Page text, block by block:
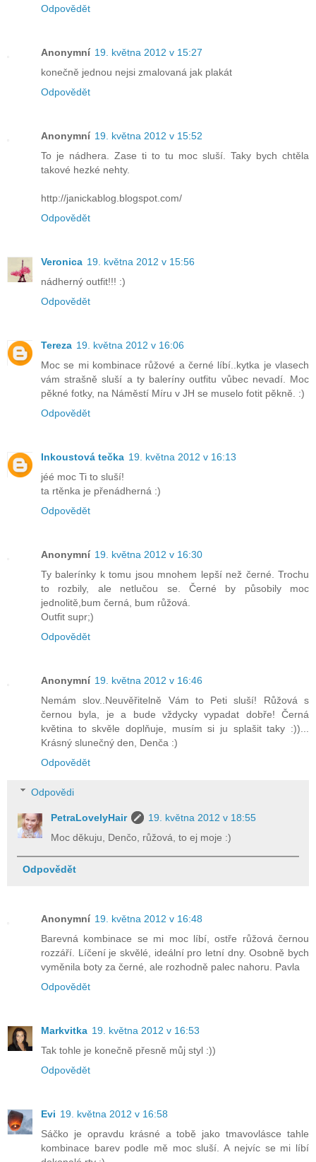
Odpovědět
Anonymní 19. května 2012 v 15:27
konečně jednou nejsi zmalovaná jak plakát
Odpovědět
Anonymní 19. května 2012 v 15:52
To je nádhera. Zase ti to tu moc sluší. Taky bych chtěla
takové hezké nehty.
http://janickablog.blogspot.com/
Odpovědět
Veronica 19. května 2012 v 15:56
nádherný outfit!!! :)
Odpovědět
Tereza 19. května 2012 v 16:06
Moc se mi kombinace růžové a černé líbí..kytka je vlasech
vám strašně sluší a ty baleríny outfitu vůbec nevadí. Moc
pěkné fotky, na Náměstí Míru v JH se muselo fotit pěkně. :)
Odpovědět
Inkoustová tečka 19. května 2012 v 16:13
jéé moc Ti to sluší!
ta rtěnka je přenádherná :)
Odpovědět
Anonymní 19. května 2012 v 16:30
Ty balerínky k tomu jsou mnohem lepší než černé. Trochu
to rozbily, ale netlučou se. Černé by působily moc
jednolitě,bum černá, bum růžová.
Outfit supr;)
Odpovědět
Anonymní 19. května 2012 v 16:46
Nemám slov..Neuvěřitelně Vám to Peti sluší! Růžová s
černou byla, je a bude vždycky vypadat dobře! Černá
květina to skvěle doplňuje, musím si ju splašit taky :))...
Krásný slunečný den, Denča :)
Odpovědět
Odpovědi
PetraLovelyHair
19. května 2012 v 18:55
Moc děkuju, Denčo, růžová, to ej moje :)
Odpovědět
Anonymní 19. května 2012 v 16:48
Barevná kombinace se mi moc líbí, ostře růžová černou
rozzáří. Líčení je skvělé, ideální pro letní dny. Osobně bych
vyměnila boty za černé, ale rozhodně palec nahoru. Pavla
Odpovědět
Markvitka 19. května 2012 v 16:53
Tak tohle je konečně přesně můj styl :))
Odpovědět
Evi 19. května 2012 v 16:58
Sáčko je opravdu krásné a tobě jako tmavovlásce tahle
kombinace barev podle mě moc sluší. A nejvíc se mi líbí